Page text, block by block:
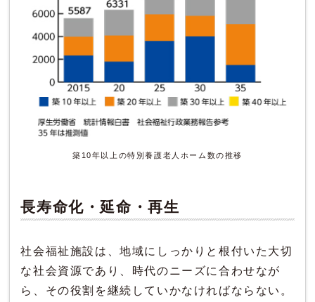
築10年以上の特別養護老人ホーム数の推移
長寿命化・延命・再生
社会福祉施設は、地域にしっかりと根付いた大切
な社会資源であり、時代のニーズに合わせなが
ら、その役割を継続していかなければならない。